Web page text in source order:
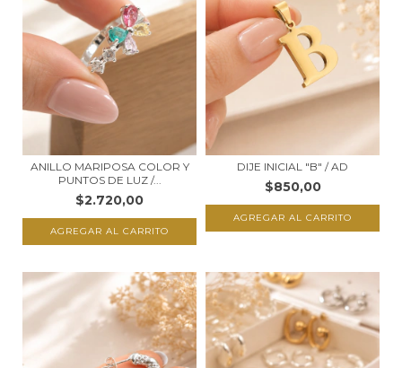
ANILLO MARIPOSA COLOR Y
PUNTOS DE LUZ /...
$2.720,00
DIJE INICIAL "B" / AD
$850,00